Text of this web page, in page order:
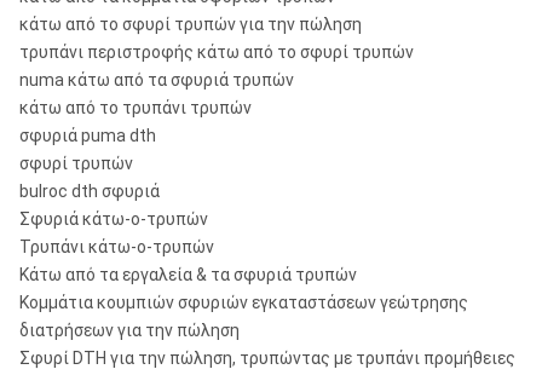
κάτω από το σφυρί τρυπών για την πώληση
τρυπάνι περιστροφής κάτω από το σφυρί τρυπών
numa κάτω από τα σφυριά τρυπών
κάτω από το τρυπάνι τρυπών
σφυριά puma dth
σφυρί τρυπών
bulroc dth σφυριά
Σφυριά κάτω-ο-τρυπών
Τρυπάνι κάτω-ο-τρυπών
Κάτω από τα εργαλεία & τα σφυριά τρυπών
Κομμάτια κουμπιών σφυριών εγκαταστάσεων γεώτρησης
διατρήσεων για την πώληση
Σφυρί DTH για την πώληση, τρυπώντας με τρυπάνι προμήθειες